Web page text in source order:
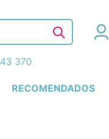
RECOMENDADOS
370